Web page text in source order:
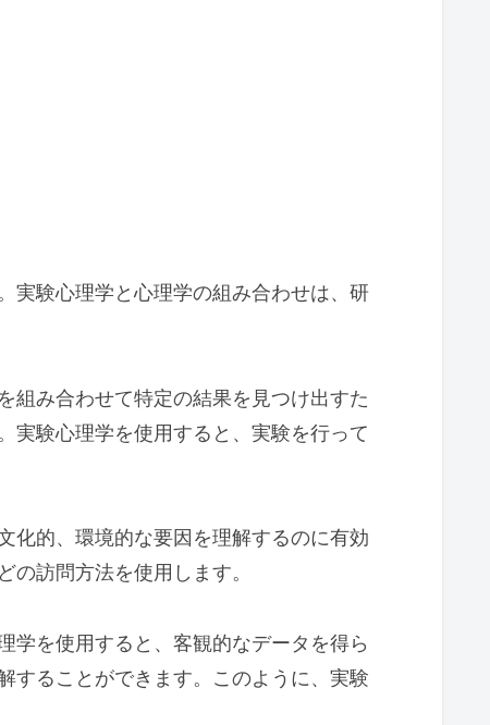
実験心理学と心理学の組み合わせは、研
組み合わせて特定の結果を見つけ出すた
実験心理学を使用すると、実験を行って
化的、環境的な要因を理解するのに有効
訪問方法を使用します。
学を使用すると、客観的なデータを得ら
することができます。このように、実験